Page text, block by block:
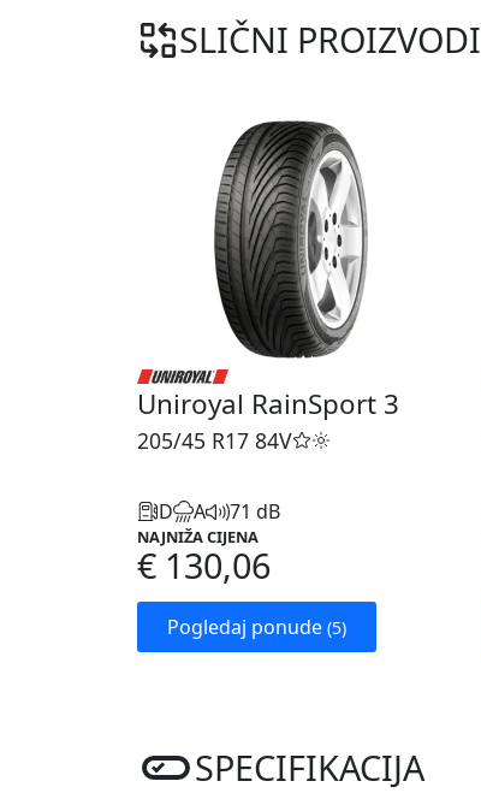
SLIČNI PROIZVODI
Uniroyal RainSport 3
205/45 R17 84V
D A 71 dB
NAJNIŽA CIJENA
€ 130,06
Pogledaj ponude (5)
SPECIFIKACIJA